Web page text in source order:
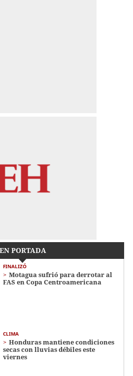
EN PORTADA
FINALIZÓ
Motagua sufrió para derrotar al
FAS en Copa Centroamericana
CLIMA
Honduras mantiene condiciones
secas con lluvias débiles este
viernes